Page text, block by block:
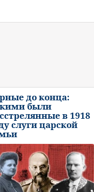
до конца:
были
в 1918
слуги царской